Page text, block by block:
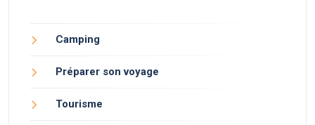
Camping
Préparer son voyage
Tourisme